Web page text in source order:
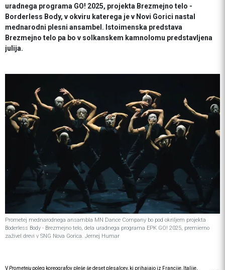
uradnega programa GO! 2025, projekta Brezmejno telo -
Borderless Body, v okviru katerega je v Novi Gorici nastal
mednarodni plesni ansambel. Istoimenska predstava
Brezmejno telo pa bo v solkanskem kamnolomu predstavljena
julija.
Prometej mednarodnega ansambla MN Dance Company bo pod okriljem projekta
Boderless Body - Brezmejno telo, dela uradnega programa EPK GO! 2025, premierno
zaživel drevi v SNG Nova Gorica. Jernej Humar
VPrometeju poleg koreografov pleše še deset plesalcev, ki prihajajo iz Francije, Italije,